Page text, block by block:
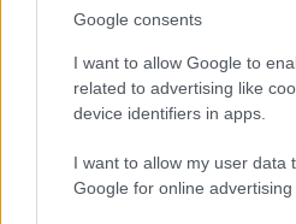
Google consents
I want to allow Google to
related to advertising like
device identifiers in apps.
I want to allow my user data
Google for online advertising
Προς τον σκοπό αυτό
τροχονομικών ελέγχων
δραστηριοποιηθούν σε
σημεία του οδικού
μεταξύ άλλων σε